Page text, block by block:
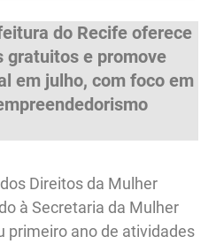
do Recife oferece
gratuitos e promove
em julho, com foco em
Direitos da Mulher
à Secretaria da Mulher
primeiro ano de atividades